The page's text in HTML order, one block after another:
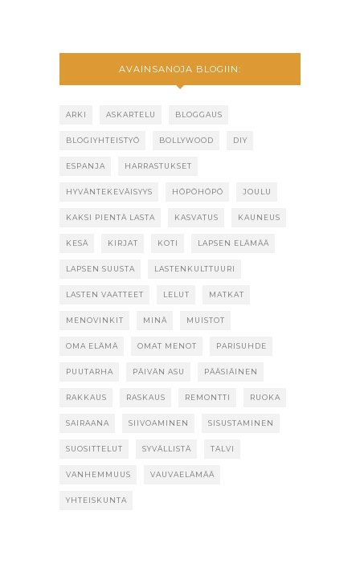
AVAINSANOJA BLOGIIN:
ARKI ASKARTELU BLOGGAUS
BLOGIYHTEISTYÖ BOLLYWOOD DIY
ESPANJA HARRASTUKSET
HYVÄNTEKEVÄISYYS HÖPÖHÖPÖ JOULU
KAKSI PIENTÄ LASTA KASVATUS KAUNEUS
KESÄ KIRJAT KOTI LAPSEN ELÄMÄÄ
LAPSEN SUUSTA LASTENKULTTUURI
LASTEN VAATTEET LELUT MATKAT
MENOVINKIT MINÄ MUISTOT
OMA ELÄMÄ OMAT MENOT PARISUHDE
PUUTARHA PÄIVÄN ASU PÄÄSIÄINEN
RAKKAUS RASKAUS REMONTTI RUOKA
SAIRAANA SIIVOAMINEN SISUSTAMINEN
SUOSITTELUT SYVÄLLISTÄ TALVI
VANHEMMUUS VAUVAELÄMÄÄ
YHTEISKUNTA